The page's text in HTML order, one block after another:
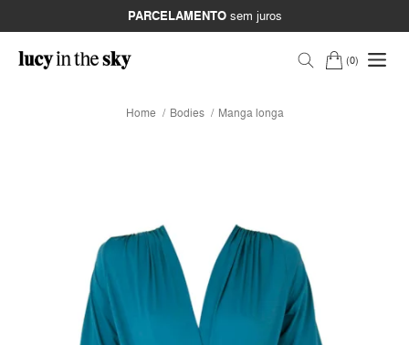
PARCELAMENTOsem juros
0
Home Bodies Manga longa